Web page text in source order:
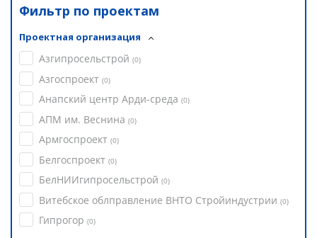
Фильтр по проектам
Проектная организация
Азгипросельстрой (0)
Азгоспроект (0)
Анапский центр Арди-среда (0)
АПМ им. Веснина (0)
Армгоспроект (0)
Белгоспроект (0)
БелНИИгипросельстрой (0)
Витебское облправление ВНТО Стройиндустрии (0)
Гипрогор (0)